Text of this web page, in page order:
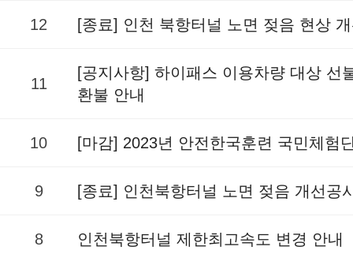
12 [종료] 인천 북항터널 노면 젖음 현상
11
[공지사항] 하이패스 이용차량 대상 선
환불 안내
10 [마감] 2023년 안전한국훈련 국민체험
9 [종료] 인천북항터널 노면 젖음 개선공
8 인천북항터널 제한최고속도 변경 안내